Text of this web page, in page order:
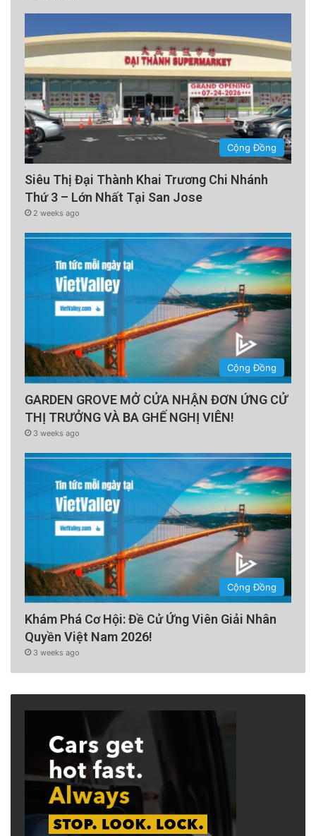
Cộng Đồng
Siêu Thị Đại Thành Khai Trương Chi Nhánh
Thứ 3 – Lớn Nhất Tại San Jose
2 weeks ago
Cộng Đồng
GARDEN GROVE MỞ CỬA NHẬN ĐƠN ỨNG CỬ
THỊ TRƯỞNG VÀ BA GHẾ NGHỊ VIÊN!
3 weeks ago
Cộng Đồng
Khám Phá Cơ Hội: Đề Cử Ứng Viên Giải Nhân
Quyền Việt Nam 2026!
3 weeks ago